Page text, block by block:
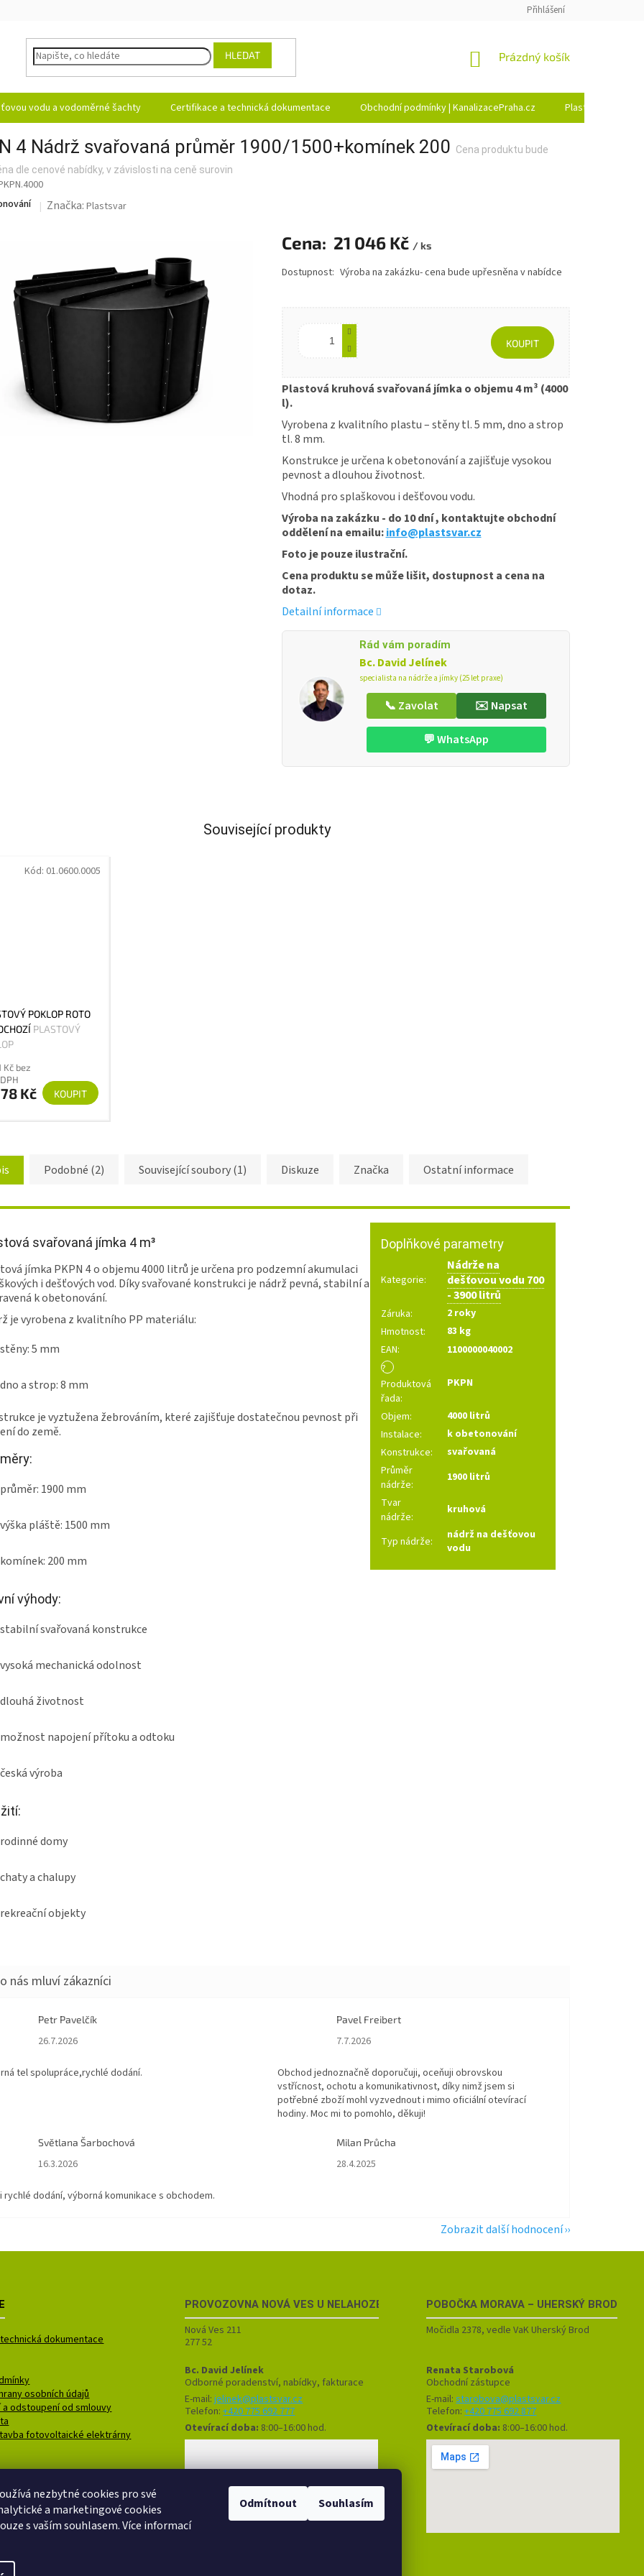
nezbytné cookies pro své
a marketingové cookies
s vaším souhlasem. Více informací
Odmítnout Souhlasím
Přihlášení
HLEDAT
Nákupní
Prázdný košík
vodu a vodoměrné šachty Certifikace a technická dokumentace Obchodní podmínky | KanalizacePraha.cz Plastsvar
4 Nádrž svařovaná průměr 1900/1500+komínek 200 Cena produktu bude
dle cenové nabídky, v závislosti na ceně surovin
Značka: Plastsvar
21 046 Kč / ks
Měrná cena: Výroba na zakázku- cena bude upřesněna v nabídce
KOUPIT
Plastová kruhová svařovaná jímka o objemu 4 m³ (4000
l).
Vyrobena z kvalitního plastu – stěny tl. 5 mm, dno a strop
tl. 8 mm.
Konstrukce je určena k obetonování a zajišťuje vysokou
pevnost a dlouhou životnost.
Vhodná pro splaškovou i dešťovou vodu.
Výroba na zakázku - do 10 dní , kontaktujte obchodní
oddělení na emailu:info@plastsvar.cz
Foto je pouze ilustrační.
Cena produktu se může lišit, dostupnost a cena na
dotaz.
Detailní informace
Rád vám poradím
Bc. David Jelínek
specialista na nádrže a jímky (25 let praxe)
📞 Zavolat ✉️ Napsat
💬 WhatsApp
Související produkty
POKLOP ROTO
PLASTOVÝ
Kč bez
DPH
Kč KOUPIT
Kód: 01.0600.0005
Podobné (2) Související soubory (1) Diskuze Značka Ostatní informace
svařovaná jímka 4 m³
jímka PKPN 4 o objemu 4000 litrů je určena pro podzemní akumulaci
i dešťových vod. Díky svařované konstrukci je nádrž pevná, stabilní a
k obetonování.
je vyrobena z kvalitního PP materiálu:
stěny: 5 mm
dno a strop: 8 mm
je vyztužena žebrováním, které zajišťuje dostatečnou pevnost při
do země.
průměr: 1900 mm
výška pláště: 1500 mm
komínek: 200 mm
výhody:
stabilní svařovaná konstrukce
vysoká mechanická odolnost
dlouhá životnost
možnost napojení přítoku a odtoku
česká výroba
rodinné domy
chaty a chalupy
rekreační objekty
Doplňkové parametry
Kategorie:
Nádrže na
dešťovou vodu 700
- 3900 litrů
Záruka:
2 roky
Hmotnost:
83 kg
EAN:
1100000040002
?
Produktová
řada:
PKPN
Objem:
4000 litrů
Instalace:
k obetonování
Konstrukce:
svařovaná
Průměr
nádrže:
1900 litrů
Tvar
nádrže:
kruhová
Typ nádrže:
nádrž na dešťovou
vodu
Petr Pavelčík
Hodnocení obchodu je 5 z 5 hvězdiček.
26.7.2026
tel spolupráce,rychlé dodání.
Pavel Freibert
Hodnocení obchodu je 5 z 5 hvězdiček.
7.7.2026
Obchod jednoznačně doporučuji, oceňuji obrovskou
vstřícnost, ochotu a komunikativnost, díky nimž jsem si
potřebné zboží mohl vyzvednout i mimo oficiální otevírací
hodiny. Moc mi to pomohlo, děkuji!
Světlana Šarbochová
Hodnocení obchodu je 5 z 5 hvězdiček.
16.3.2026
rychlé dodání, výborná komunikace s obchodem.
Milan Průcha
Hodnocení obchodu je 5 z 5 hvězdiček.
28.4.2025
Zobrazit další hodnocení
dokumentace
osobních údajů
a odstoupení od smlouvy
fotovoltaické elektrárny
PROVOZOVNA NOVÁ VES U NELAHOZEVSI
Nová Ves 211
277 52
Bc. David Jelínek
Odborné poradenství, nabídky, fakturace
E-mail:jelinek@plastsvar.cz
Telefon:+420 775 692 777
Otevírací doba: 8:00–16:00 hod.
POBOČKA MORAVA – UHERSKÝ BROD
Močidla 2378, vedle VaK Uherský Brod
Renata Starobová
Obchodní zástupce
E-mail:starobova@plastsvar.cz
Telefon:+420 775 692 877
Otevírací doba: 8:00–16:00 hod.